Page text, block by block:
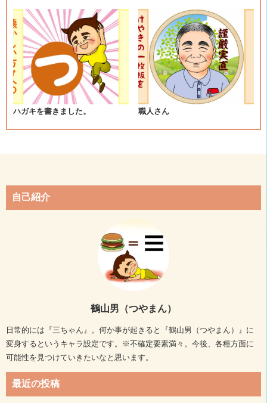
ョ
ン
ハガキを書きました。 職人さん
自己紹介
鶴山男（つやまん）
日常的には『三ちゃん』。何か事が起きると『鶴山男（つやまん）』に
変身するというキャラ設定です。※不確定要素満々。今後、各種方面に
可能性を見つけていきたいなと思います。
最近の投稿